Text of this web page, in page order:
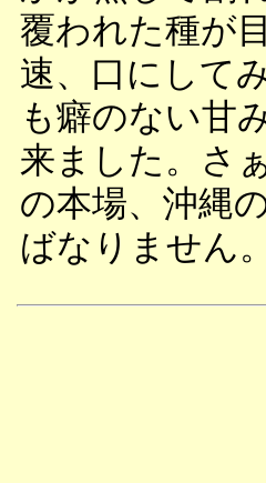
覆われた種が
速、口にして
も癖のない甘
来ました。さ
の本場、沖縄
ばなりません。